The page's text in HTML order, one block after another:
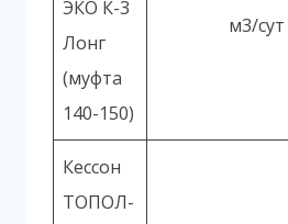
ЭКО К-3
Лонг
(муфта
140-150)
м3/сут
Кессон
ТОПОЛ-